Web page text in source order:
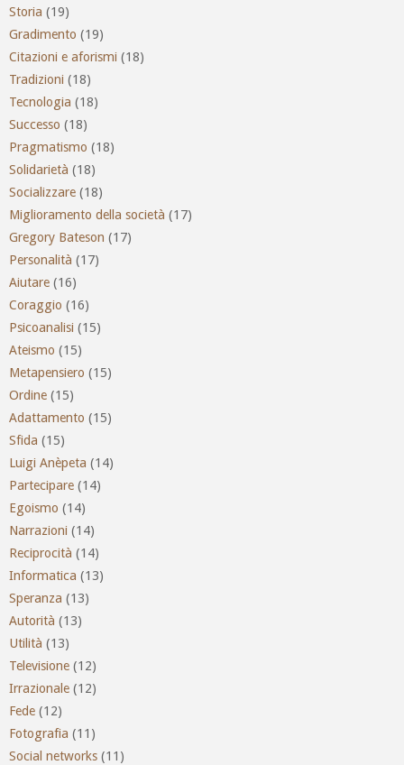
Storia (19)
Gradimento (19)
Citazioni e aforismi (18)
Tradizioni (18)
Tecnologia (18)
Successo (18)
Pragmatismo (18)
Solidarietà (18)
Socializzare (18)
Miglioramento della società (17)
Gregory Bateson (17)
Personalità (17)
Aiutare (16)
Coraggio (16)
Psicoanalisi (15)
Ateismo (15)
Metapensiero (15)
Ordine (15)
Adattamento (15)
Sfida (15)
Luigi Anèpeta (14)
Partecipare (14)
Egoismo (14)
Narrazioni (14)
Reciprocità (14)
Informatica (13)
Speranza (13)
Autorità (13)
Utilità (13)
Televisione (12)
Irrazionale (12)
Fede (12)
Fotografia (11)
Social networks (11)